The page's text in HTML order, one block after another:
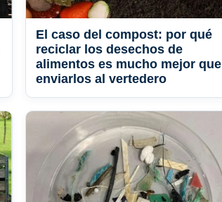
El caso del compost: por qué
reciclar los desechos de
alimentos es mucho mejor que
enviarlos al vertedero